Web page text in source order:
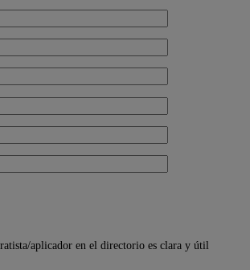
aplicador en el directorio es clara y útil